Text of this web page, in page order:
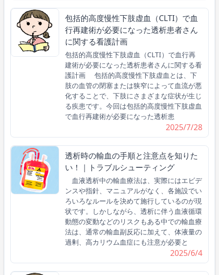
包括的高度慢性下肢虚血（CLTI）で血
行再建術が必要になった透析患者さん
に関する看護計画
包括的高度慢性下肢虚血（CLTI）で血行再
建術が必要になった透析患者さんに関する看
護計画 包括的高度慢性下肢虚血とは、下
肢の血管の閉塞または狭窄によって血流が悪
化することで、下肢にさまざまな症状が生じ
る疾患です。今回は包括的高度慢性下肢虚血
で血行再建術が必要になった透析患
2025/7/28
透析時の輸血の手順と注意点を知りた
い！｜トラブルシューティング
血液透析中の輸血療法は、実際にはエビデ
ンスや指針、マニュアルがなく、各施設でい
ろいろなルールを決めて施行しているのが現
状です。しかしながら、透析に伴う血液循環
動態の変動などのリスクもある中での輸血療
法は、通常の輸血副反応に加えて、体液量の
過剰、高カリウム血症にも注意が必要と
2025/6/4